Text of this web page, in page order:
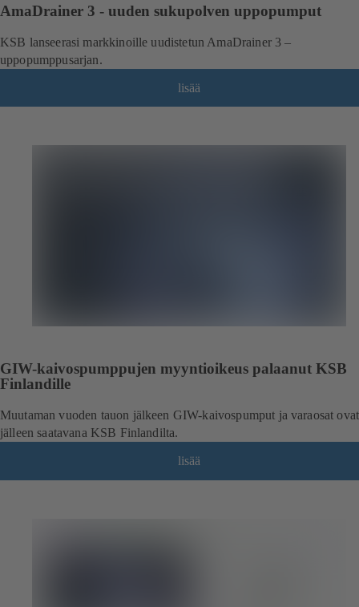
AmaDrainer 3 - uuden sukupolven uppopumput
KSB lanseerasi markkinoille uudistetun AmaDrainer 3 –
uppopumppusarjan.
lisää
GIW-kaivospumppujen myyntioikeus palaanut KSB
Finlandille
Muutaman vuoden tauon jälkeen GIW-kaivospumput ja varaosat ovat
jälleen saatavana KSB Finlandilta.
lisää